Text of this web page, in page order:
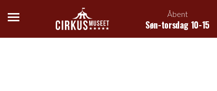
Åbent
Søn-torsdag 10-15